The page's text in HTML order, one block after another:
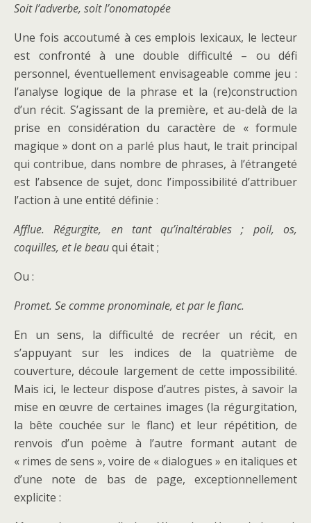
Soit l’adverbe, soit l’onomatopée
Une fois accoutumé à ces emplois lexicaux, le lecteur
est confronté à une double difficulté – ou défi
personnel, éventuellement envisageable comme jeu :
l’analyse logique de la phrase et la (re)construction
d’un récit. S’agissant de la première, et au-delà de la
prise en considération du caractère de « formule
magique » dont on a parlé plus haut, le trait principal
qui contribue, dans nombre de phrases, à l’étrangeté
est l’absence de sujet, donc l’impossibilité d’attribuer
l’action à une entité définie :
Afflue. Régurgite, en tant qu’inaltérables ; poil, os,
coquilles, et le beauqui était ;
Ou :
Promet. Se comme pronominale, et par le flanc.
En un sens, la difficulté de recréer un récit, en
s’appuyant sur les indices de la quatrième de
couverture, découle largement de cette impossibilité.
Mais ici, le lecteur dispose d’autres pistes, à savoir la
mise en œuvre de certaines images (la régurgitation,
la bête couchée sur le flanc) et leur répétition, de
renvois d’un poème à l’autre formant autant de
« rimes de sens », voire de « dialogues » en italiques et
d’une note de bas de page, exceptionnellement
explicite :